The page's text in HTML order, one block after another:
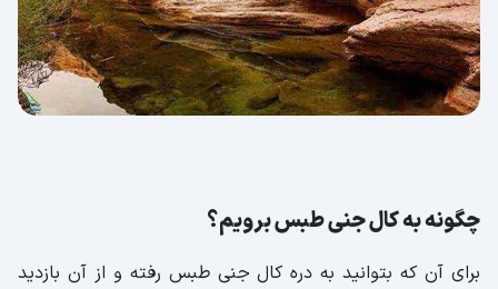
چگونه به کال جنی طبس برویم؟
برای آن که بتوانید به دره کال جنی طبس رفته و از آن بازدید